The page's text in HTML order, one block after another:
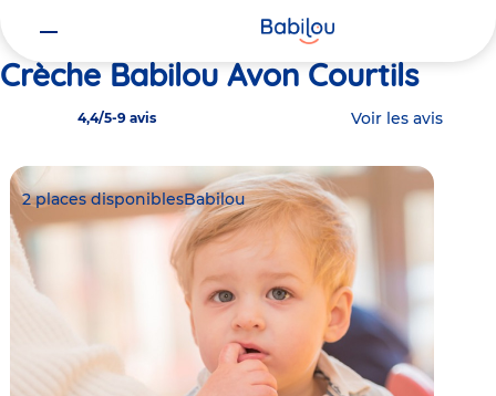
Crèche Babilou Avon Courtils
4,4/5-9 avis Voir les avis
2 places disponiblesBabilou